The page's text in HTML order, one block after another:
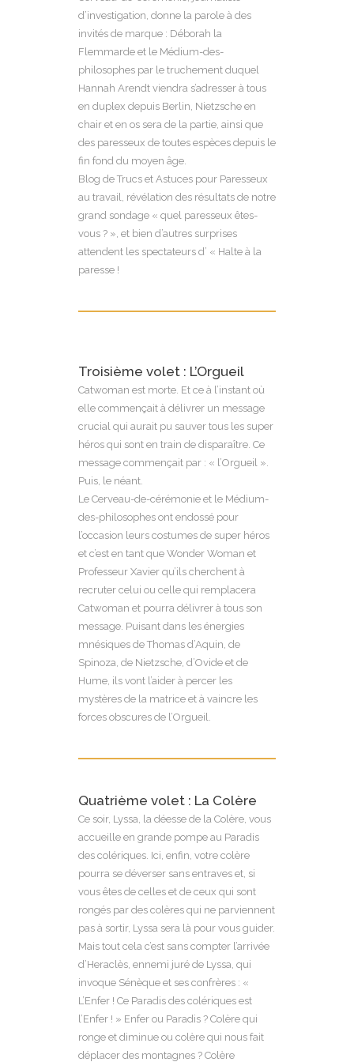
d’investigation, donne la parole à des
invités de marque : Déborah la
Flemmarde et le Médium-des-
philosophes par le truchement duquel
Hannah Arendt viendra s’adresser à tous
en duplex depuis Berlin, Nietzsche en
chair et en os sera de la partie, ainsi que
des paresseux de toutes espèces depuis le
fin fond du moyen âge.
Blog de Trucs et Astuces pour Paresseux
au travail, révélation des résultats de notre
grand sondage « quel paresseux êtes-
vous ? », et bien d’autres surprises
attendent les spectateurs d’ « Halte à la
paresse !
Troisième volet : L’Orgueil
Catwoman est morte. Et ce à l’instant où
elle commençait à délivrer un message
crucial qui aurait pu sauver tous les super
héros qui sont en train de disparaître. Ce
message commençait par : « l’Orgueil ».
Puis, le néant.
Le Cerveau-de-cérémonie et le Médium-
des-philosophes ont endossé pour
l’occasion leurs costumes de super héros
et c’est en tant que Wonder Woman et
Professeur Xavier qu’ils cherchent à
recruter celui ou celle qui remplacera
Catwoman et pourra délivrer à tous son
message. Puisant dans les énergies
mnésiques de Thomas d’Aquin, de
Spinoza, de Nietzsche, d’Ovide et de
Hume, ils vont l’aider à percer les
mystères de la matrice et à vaincre les
forces obscures de l’Orgueil.
Quatrième volet : La Colère
Ce soir, Lyssa, la déesse de la Colère, vous
accueille en grande pompe au Paradis
des colériques. Ici, enfin, votre colère
pourra se déverser sans entraves et, si
vous êtes de celles et de ceux qui sont
rongés par des colères qui ne parviennent
pas à sortir, Lyssa sera là pour vous guider.
Mais tout cela c’est sans compter l’arrivée
d’Heraclès, ennemi juré de Lyssa, qui
invoque Sénèque et ses confrères : «
L’Enfer ! Ce Paradis des colériques est
l’Enfer ! » Enfer ou Paradis ? Colère qui
ronge et diminue ou colère qui nous fait
déplacer des montagnes ? Colère